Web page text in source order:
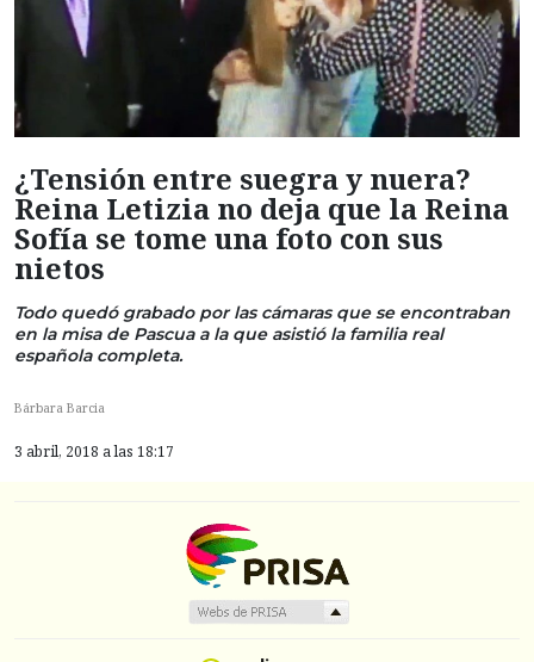
¿Tensión entre suegra y nuera?
Reina Letizia no deja que la Reina
Sofía se tome una foto con sus
nietos
Todo quedó grabado por las cámaras que se encontraban
en la misa de Pascua a la que asistió la familia real
española completa.
Bárbara Barcia
3 abril, 2018 a las 18:17